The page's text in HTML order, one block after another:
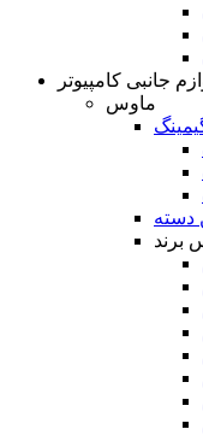
جانبی کامپیوتر
ماوس
دسته
برند